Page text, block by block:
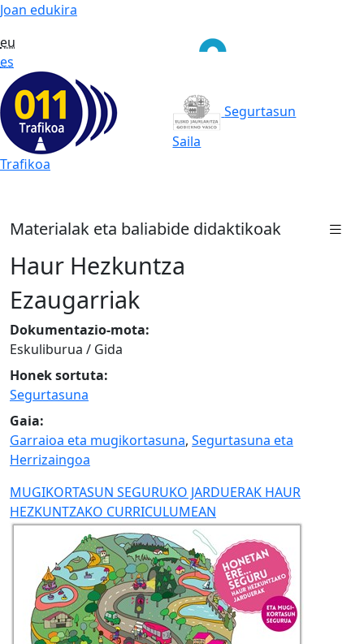
Joan edukira
eu
es
Trafikoa
Segurtasun
Saila
Materialak eta baliabide didaktikoak
Haur Hezkuntza
Ezaugarriak
Dokumentazio-mota:
Eskuliburua / Gida
Honek sortuta:
Segurtasuna
Gaia:
Garraioa eta mugikortasuna, Segurtasuna eta
Herrizaingoa
MUGIKORTASUN SEGURUKO JARDUERAK HAUR
HEZKUNTZAKO CURRICULUMEAN